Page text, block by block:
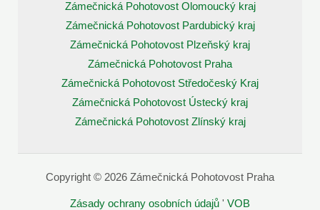
Zámečnická Pohotovost Olomoucký kraj
Zámečnická Pohotovost Pardubický kraj
Zámečnická Pohotovost Plzeňský kraj
Zámečnická Pohotovost Praha
Zámečnická Pohotovost Středočeský Kraj
Zámečnická Pohotovost Ústecký kraj
Zámečnická Pohotovost Zlínský kraj
Copyright © 2026 Zámečnická Pohotovost Praha
Zásady ochrany osobních údajů ' VOB